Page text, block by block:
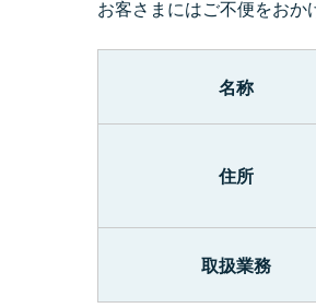
お客さまにはご不便をおか
名称
住所
取扱業務